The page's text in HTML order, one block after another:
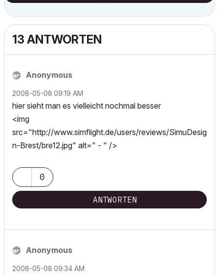
13 ANTWORTEN
Anonymous
‎2008-05-08 09:19 AM
hier sieht man es vielleicht nochmal besser
<img
src="http://www.simflight.de/users/reviews/SimuDesig
n-Brest/bre12.jpg" alt=" - " />
0
ANTWORTEN
Anonymous
‎2008-05-08 09:34 AM